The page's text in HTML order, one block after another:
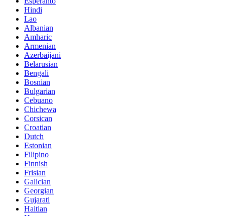
Hindi
Lao
Albanian
Amharic
Armenian
Azerbaijani
Belarusian
Bengali
Bosnian
Bulgarian
Cebuano
Chichewa
Corsican
Croatian
Dutch
Estonian
Filipino
Finnish
Frisian
Galician
Georgian
Gujarati
Haitian